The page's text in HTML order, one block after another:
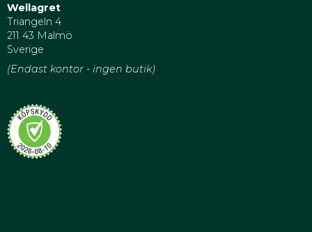
Wellagret
Triangeln 4
211 43 Malmö
Sverige
(Endast kontor - ingen butik)